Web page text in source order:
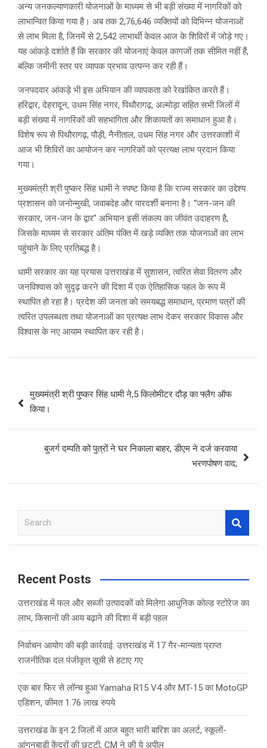
अन्य जनकल्याणकारी योजनाओं के माध्यम से भी बड़ी संख्या में नागरिकों को
लाभान्वित किया गया है। अब तक 2,76,646 व्यक्तियों को विभिन्न योजनाओं
से लाभ मिला है, जिनमें से 2,542 लाभार्थी केवल आज के शिविरों में जोड़े गए।
यह आंकड़े दर्शाते हैं कि सरकार की योजनाएं केवल कागजों तक सीमित नहीं हैं,
बल्कि जमीनी स्तर पर व्यापक प्रभाव उत्पन्न कर रही हैं।
जनपदवार आंकड़े भी इस अभियान की व्यापकता को रेखांकित करते हैं।
हरिद्वार, देहरादून, उधम सिंह नगर, पिथौरागढ़, अल्मोड़ा सहित सभी जिलों में
बड़ी संख्या में नागरिकों की सहभागिता और शिकायतों का समाधान हुआ है।
विशेष रूप से पिथौरागढ़, पौड़ी, नैनीताल, उधम सिंह नगर और उत्तरकाशी में
आज भी शिविरों का आयोजन कर नागरिकों को प्रत्यक्ष लाभ प्रदान किया
गया।
मुख्यमंत्री श्री पुष्कर सिंह धामी ने स्पष्ट किया है कि राज्य सरकार का उद्देश्य
प्रशासन को जनोन्मुखी, जवाबदेह और पारदर्शी बनाना है। “जन-जन की
सरकार, जन-जन के द्वार” अभियान इसी संकल्प का जीवंत उदाहरण है,
जिसके माध्यम से सरकार अंतिम पंक्ति में खड़े व्यक्ति तक योजनाओं का लाभ
पहुंचाने के लिए प्रतिबद्ध है।
धामी सरकार का यह प्रयास उत्तराखंड में सुशासन, त्वरित सेवा वितरण और
जनविश्वास को सुदृढ़ करने की दिशा में एक ऐतिहासिक पहल के रूप में
स्थापित हो रहा है। प्रदेश की जनता को समयबद्ध समाधान, प्रमाण पत्रों की
त्वरित उपलब्धता तथा योजनाओं का प्रत्यक्ष लाभ देकर सरकार विकास और
विश्वास के नए आयाम स्थापित कर रही है।
navigation
मुख्यमंत्री श्री पुष्कर सिंह धामी ने,5 किलोमीटर दौड़ का फ्लैग ऑफ
किया।
बुजर्ग दम्पति को पुत्रों ने घर निकाला बाहर, डीएम ने दर्ज करवाया
भरणपोषण वाद;
a
c
Recent Posts
उत्तराखंड में फल और सब्जी उत्पादकों को मिलेगा आधुनिक कोल्ड स्टोरेज का
लाभ, किसानों की आय बढ़ाने की दिशा में बड़ी पहल
निर्वाचन आयोग की बड़ी कार्रवाई: उत्तराखंड में 17 गैर-मान्यता प्राप्त
राजनीतिक दल पंजीकृत सूची से हटाए गए
एक बार फिर से लॉन्च हुआ Yamaha R15 V4 और MT-15 का MotoGP
एडिशन, कीमत 1.76 लाख रुपये
उत्तराखंड के इन 2 जिलों में आज बहुत भारी बारिश का अलर्ट, स्कूलों-
आंगनबाड़ी केंद्रों की छुट्टी, CM ने की ये अपील